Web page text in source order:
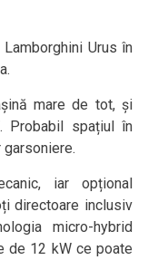
Urus în
mare de tot, și
Probabil spațiul în
iar opțional
directoare inclusiv
micro-hybrid
de 12 kW ce poate